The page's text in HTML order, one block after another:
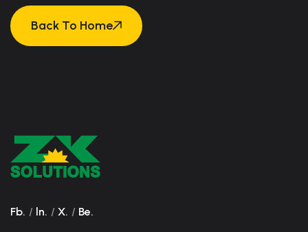
Back To Home
Back To Home
Fb. / ln. /X. / Be.